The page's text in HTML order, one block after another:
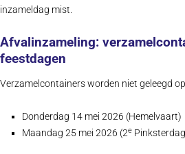
inzameldag mist.
Afvalinzameling:
feestdagen
Verzamelcontainers worden niet geleegd
Donderdag 14 mei 2026 (Hemelvaart)
Maandag 25 mei 2026 (2e